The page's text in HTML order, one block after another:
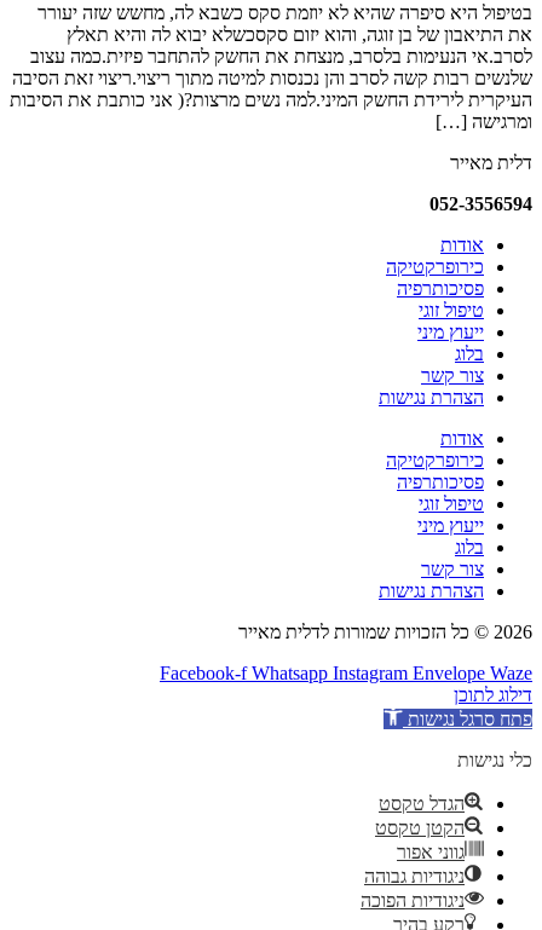
בטיפול היא סיפרה שהיא לא יוזמת סקס כשבא לה, מחשש שזה יעורר
את התיאבון של בן זוגה, והוא יזום סקסכשלא יבוא לה והיא תאלץ
לסרב.אי הנעימות בלסרב, מנצחת את החשק להתחבר פיזית.כמה עצוב
שלנשים רבות קשה לסרב והן נכנסות למיטה מתוך ריצוי.ריצוי זאת הסיבה
העיקרית לירידת החשק המיני.למה נשים מרצות?( אני כותבת את הסיבות
ומרגישה […]
דלית מאייר
052-3556594​
אודות
כירופרקטיקה
פסיכותרפיה
טיפול זוגי
ייעוץ מיני
בלוג
צור קשר
הצהרת נגישות
אודות
כירופרקטיקה
פסיכותרפיה
טיפול זוגי
ייעוץ מיני
בלוג
צור קשר
הצהרת נגישות
2026 © כל הזכויות שמורות לדלית מאייר
Facebook-f Whatsapp Instagram Envelope Waze
דילוג לתוכן
פתח סרגל נגישות
כלי נגישות
הגדל טקסט
הקטן טקסט
גווני אפור
ניגודיות גבוהה
ניגודיות הפוכה
רקע בהיר